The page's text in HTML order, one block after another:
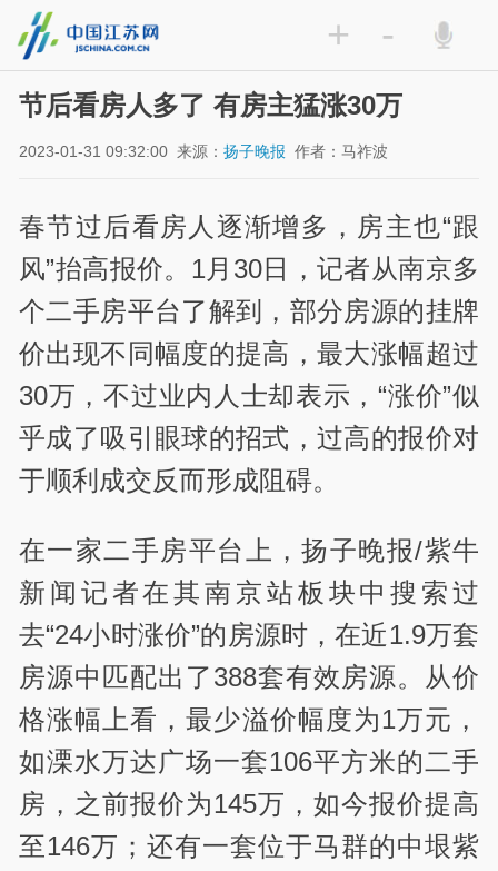
+ -
节后看房人多了 有房主猛涨30万
2023-01-31 09:32:00 来源：扬子晚报 作者：马祚波
春节过后看房人逐渐增多，房主也“跟
风”抬高报价。1月30日，记者从南京多
个二手房平台了解到，部分房源的挂牌
价出现不同幅度的提高，最大涨幅超过
30万，不过业内人士却表示，“涨价”似
乎成了吸引眼球的招式，过高的报价对
于顺利成交反而形成阻碍。
在一家二手房平台上，扬子晚报/紫牛
新闻记者在其南京站板块中搜索过
去“24小时涨价”的房源时，在近1.9万套
房源中匹配出了388套有效房源。从价
格涨幅上看，最少溢价幅度为1万元，
如溧水万达广场一套106平方米的二手
房，之前报价为145万，如今报价提高
至146万；还有一套位于马群的中垠紫